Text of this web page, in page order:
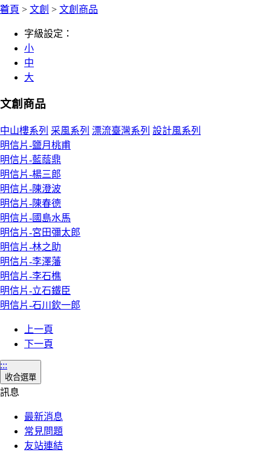
:::
首頁 > 文創 > 文創商品
字級設定：
小
中
大
文創商品
中山樓系列 采風系列 漂流臺灣系列 設計風系列
明信片-鹽月桃甫
明信片-藍蔭鼎
明信片-楊三郎
明信片-陳澄波
明信片-陳春德
明信片-國島水馬
明信片-宮田彌太郎
明信片-林之助
明信片-李澤藩
明信片-李石樵
明信片-立石鐵臣
明信片-石川欽一郎
上一頁
下一頁
:::
收合選單
訊息
最新消息
常見問題
友站連結